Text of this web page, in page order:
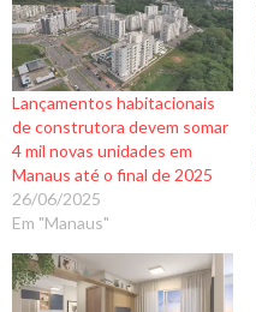
Lançamentos habitacionais
de construtora devem somar
4 mil novas unidades em
Manaus até o final de 2025
26/06/2025
Em "Manaus"